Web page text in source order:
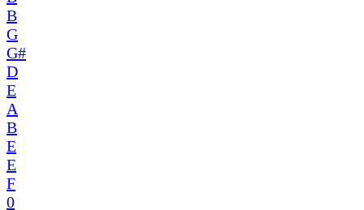
B
G
G#
D
E
A
B
E
E
F
0